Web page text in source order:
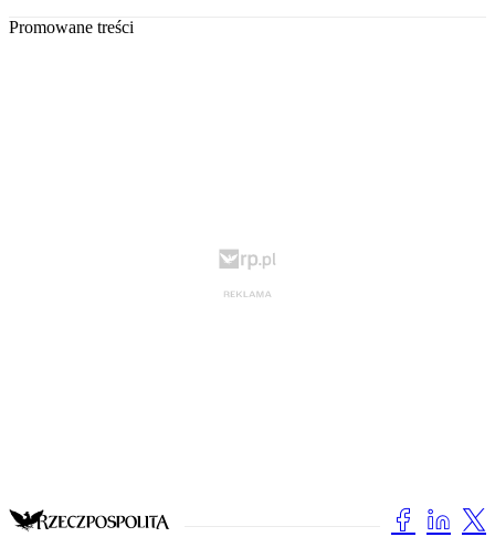
Promowane treści